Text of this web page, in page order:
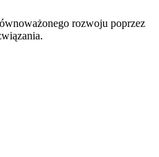
rozwoju poprzez